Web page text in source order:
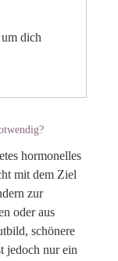
dich
hormonelles
mit dem Ziel
zur
oder aus
schönere
jedoch nur ein